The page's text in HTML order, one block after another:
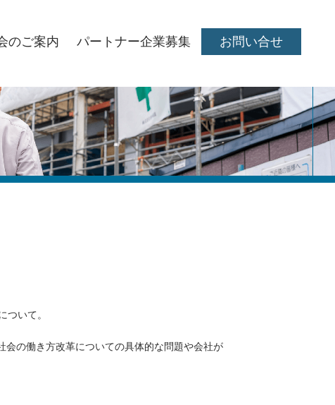
のご案内 パートナー企業募集 お問い合せ
いて。
の働き方改革についての具体的な問題や会社が